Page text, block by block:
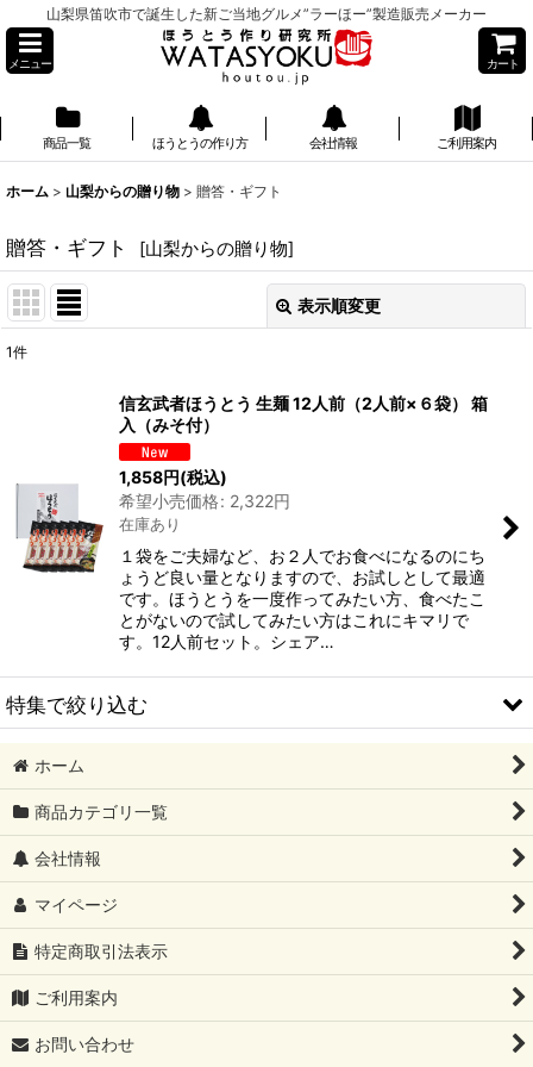
山梨県笛吹市で誕生した新ご当地グルメ”ラーほー”製造販売メーカー
メニュー カート
商品一覧 ほうとうの作り方 会社情報 ご利用案内
ホーム > 山梨からの贈り物 > 贈答・ギフト
贈答・ギフト [山梨からの贈り物]
表示順変更
絞り込む
1件
信玄武者ほうとう 生麺 12人前（2人前×６袋） 箱
入（みそ付）
1,858円(税込)
希望小売価格: 2,322円
在庫あり
１袋をご夫婦など、お２人でお食べになるのにち
ょうど良い量となりますので、お試しとして最適
です。ほうとうを一度作ってみたい方、食べたこ
とがないので試してみたい方はこれにキマリで
す。12人前セット。シェア…
特集で絞り込む
ほうとう
吉田のうどん
ラーほー
うまいもんシリーズ
薬味
ホーム
商品カテゴリ一覧
会社情報
マイページ
特定商取引法表示
ご利用案内
お問い合わせ